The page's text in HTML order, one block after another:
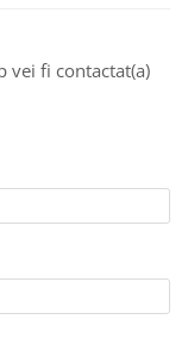
vei fi contactat(a)